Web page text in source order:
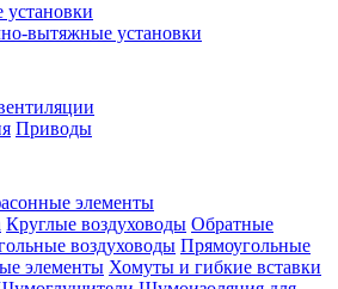
вытяжные установки
Приводы
элементы
Круглые воздуховоды Обратные
воздуховоды Прямоугольные
элементы Хомуты и гибкие вставки